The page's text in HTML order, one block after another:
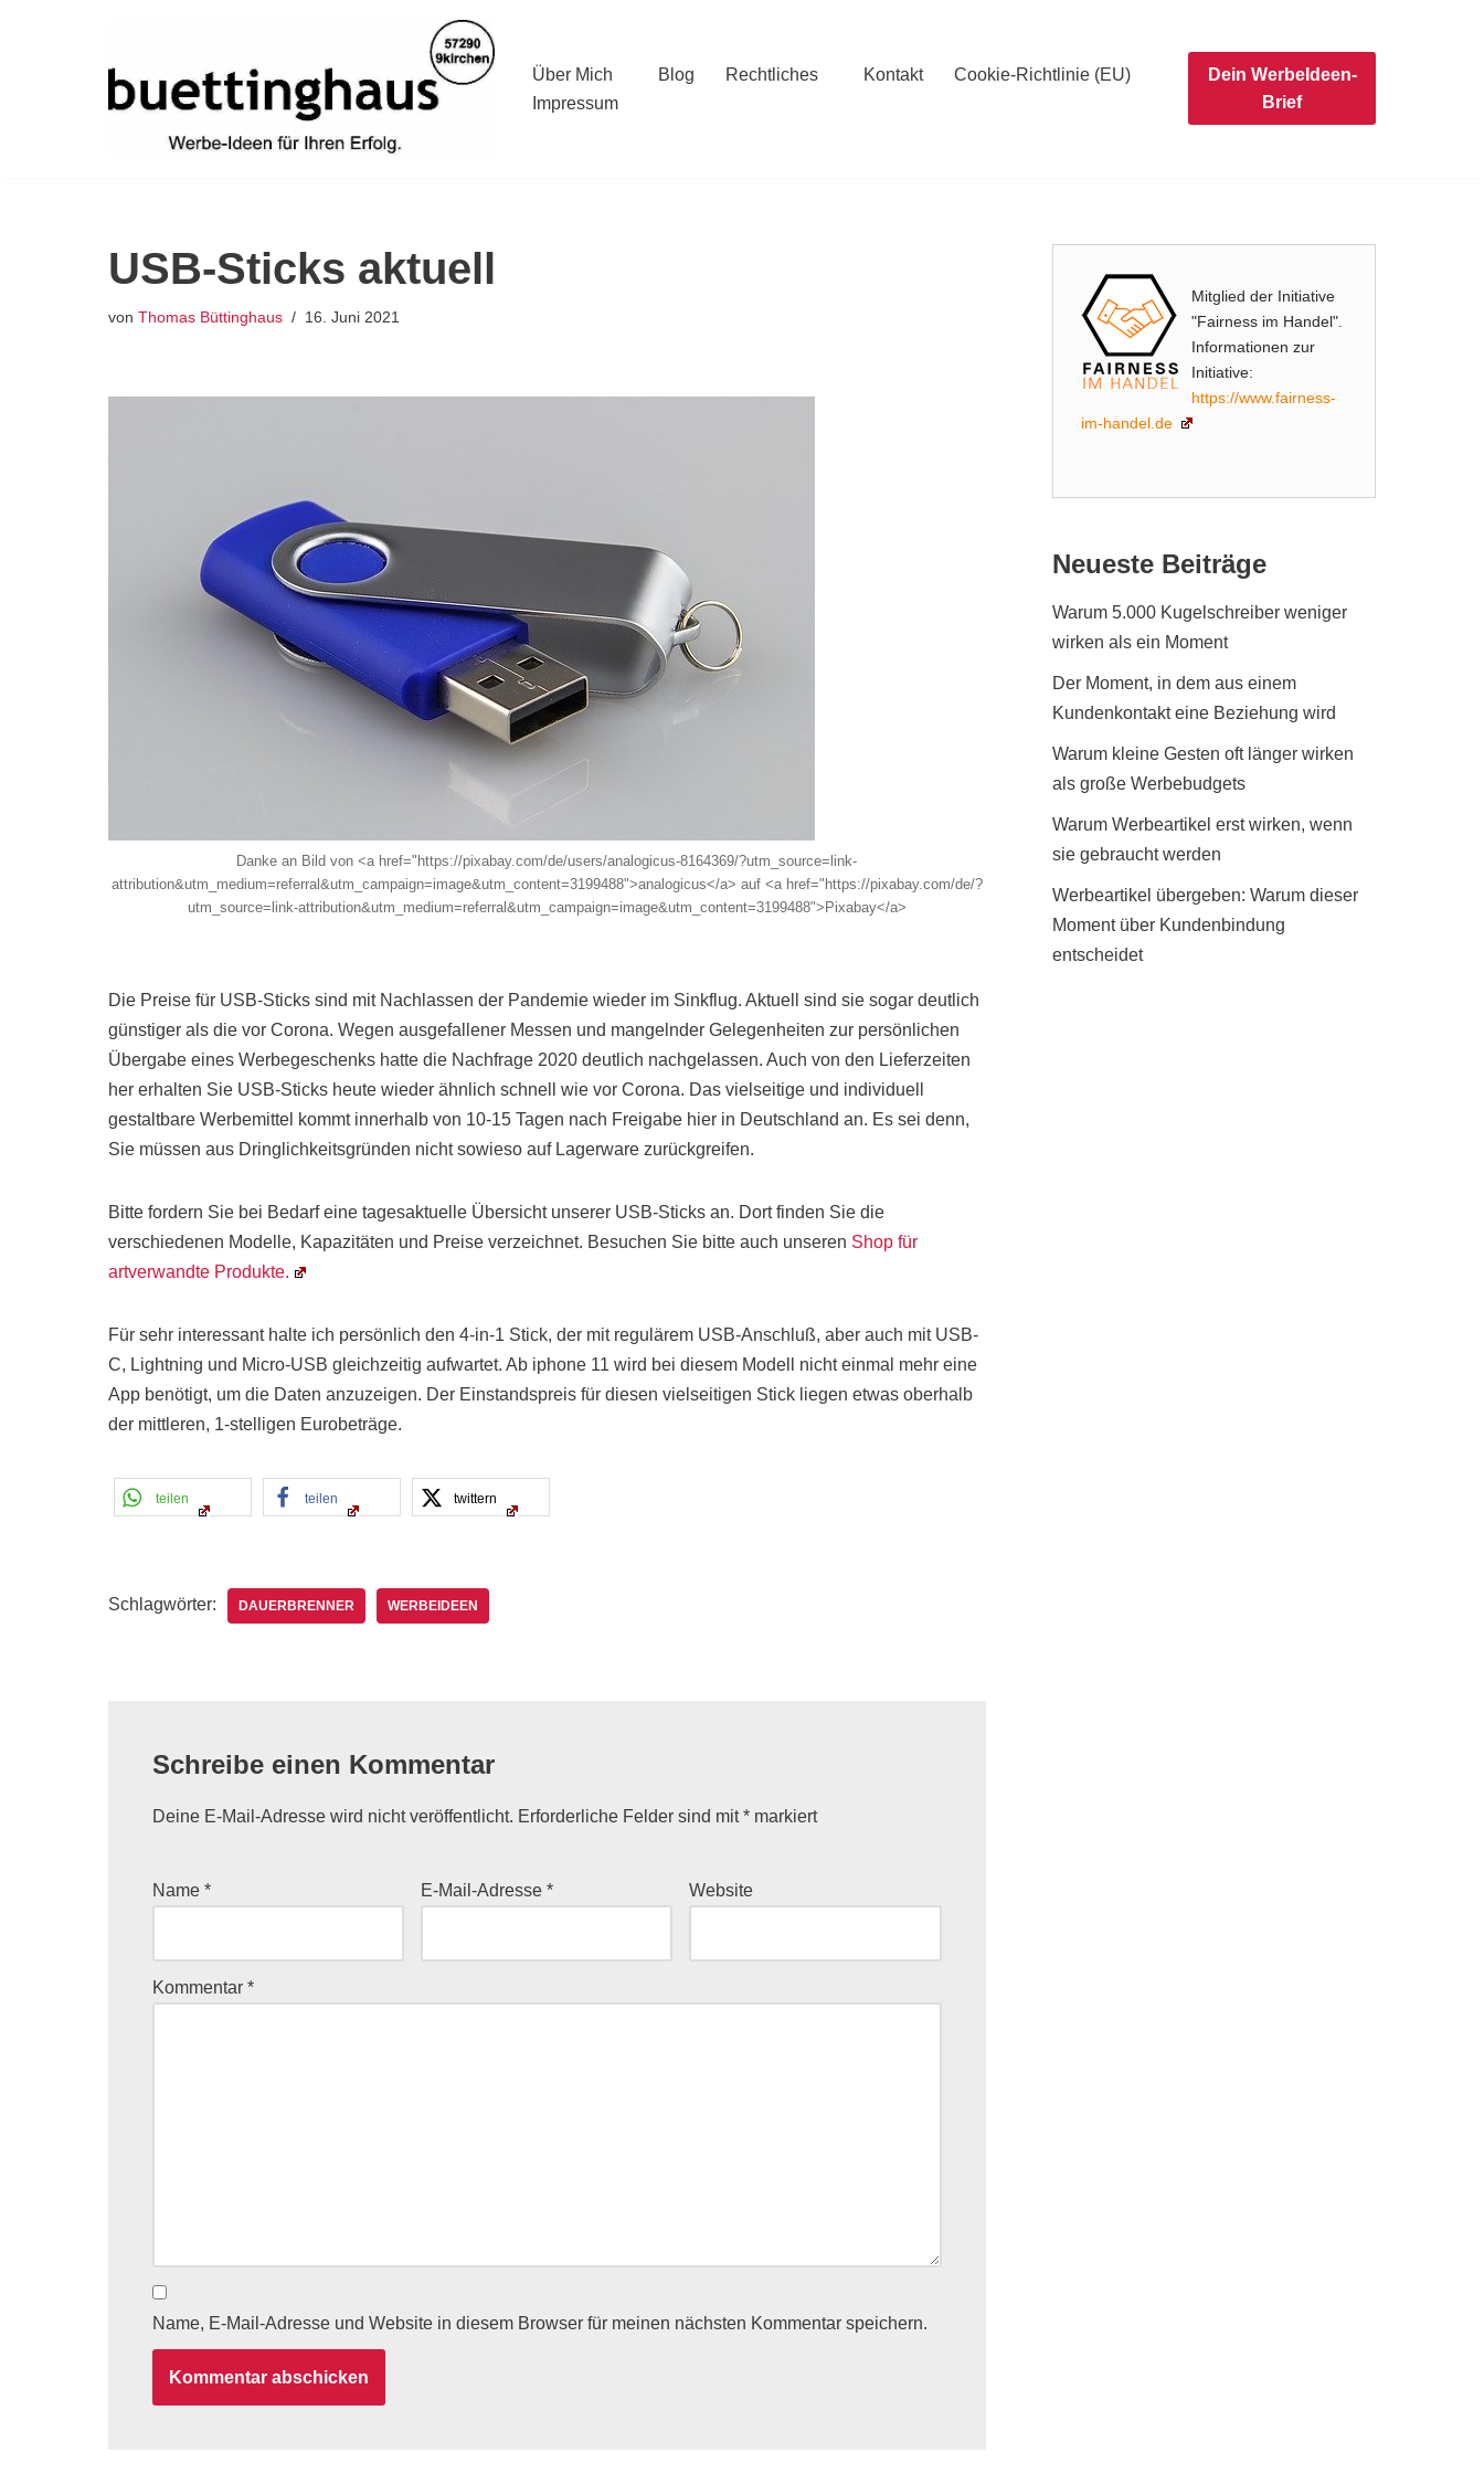
Über Mich Blog Rechtliches Kontakt
Cookie-Richtlinie (EU)
Impressum
Dein WerbeIdeen-
Brief
USB-Sticks aktuell
von Thomas Büttinghaus 16. Juni 2021
Danke an Bild von <a href="https://pixabay.com/de/users/analogicus-8164369/?utm_source=link-
attribution&utm_medium=referral&utm_campaign=image&utm_content=3199488">analogicus</a> auf <a href="https://pixabay.com/de/?
utm_source=link-attribution&utm_medium=referral&utm_campaign=image&utm_content=3199488">Pixabay</a>
Die Preise für USB-Sticks sind mit Nachlassen der Pandemie wieder im Sinkflug. Aktuell sind sie sogar deutlich
günstiger als die vor Corona. Wegen ausgefallener Messen und mangelnder Gelegenheiten zur persönlichen
Übergabe eines Werbegeschenks hatte die Nachfrage 2020 deutlich nachgelassen. Auch von den Lieferzeiten
her erhalten Sie USB-Sticks heute wieder ähnlich schnell wie vor Corona. Das vielseitige und individuell
gestaltbare Werbemittel kommt innerhalb von 10-15 Tagen nach Freigabe hier in Deutschland an. Es sei denn,
Sie müssen aus Dringlichkeitsgründen nicht sowieso auf Lagerware zurückgreifen.
Bitte fordern Sie bei Bedarf eine tagesaktuelle Übersicht unserer USB-Sticks an. Dort finden Sie die
verschiedenen Modelle, Kapazitäten und Preise verzeichnet. Besuchen Sie bitte auch unseren Shop für
artverwandte Produkte.
Für sehr interessant halte ich persönlich den 4-in-1 Stick, der mit regulärem USB-Anschluß, aber auch mit USB-
C, Lightning und Micro-USB gleichzeitig aufwartet. Ab iphone 11 wird bei diesem Modell nicht einmal mehr eine
App benötigt, um die Daten anzuzeigen. Der Einstandspreis für diesen vielseitigen Stick liegen etwas oberhalb
der mittleren, 1-stelligen Eurobeträge.
teilen teilen twittern
Schlagwörter: DAUERBRENNER WERBEIDEEN
Schreibe einen Kommentar
Deine E-Mail-Adresse wird nicht veröffentlicht. Erforderliche Felder sind mit* markiert
Name * E-Mail-Adresse* Website
Kommentar *
Name, E-Mail-Adresse und Website in diesem Browser für meinen nächsten Kommentar speichern.
Mitglied der Initiative
"Fairness im Handel".
Informationen zur
Initiative:
https://www.fairness-
im-handel.de
Neueste Beiträge
Warum 5.000 Kugelschreiber weniger
wirken als ein Moment
Der Moment, in dem aus einem
Kundenkontakt eine Beziehung wird
Warum kleine Gesten oft länger wirken
als große Werbebudgets
Warum Werbeartikel erst wirken, wenn
sie gebraucht werden
Werbeartikel übergeben: Warum dieser
Moment über Kundenbindung
entscheidet